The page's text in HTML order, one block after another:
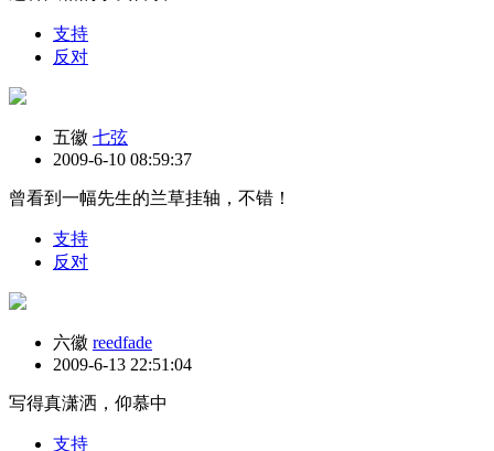
支持
反对
五徽 七弦
2009-6-10 08:59:37
曾看到一幅先生的兰草挂轴，不错！
支持
反对
六徽 reedfade
2009-6-13 22:51:04
写得真潇洒，仰慕中
支持